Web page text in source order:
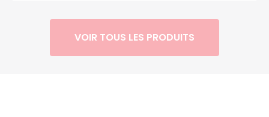
VOIR TOUS LES PRODUITS